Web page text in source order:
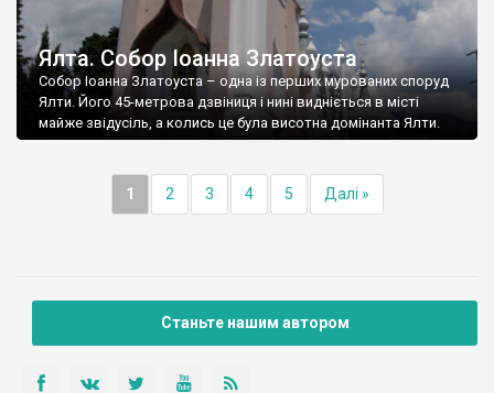
Ялта. Собор Іоанна Златоуста
Собор Іоанна Златоуста – одна із перших мурованих споруд
Ялти. Його 45-метрова дзвіниця і нині видніється в місті
майже звідусіль, а колись це була висотна домінанта Ялти.
1 2 3 4 5 Далі »
Станьте нашим автором